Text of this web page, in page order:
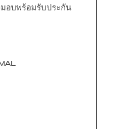
อบพร้อมรับประกัน